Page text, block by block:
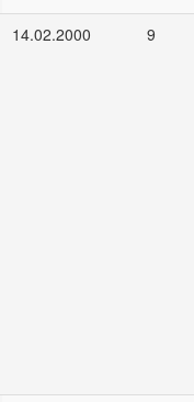
14.02.2000 9